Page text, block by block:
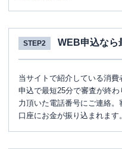
STEP2 WEB申込なら
当サイトで紹介している消
申込で最短25分で審査が終
力頂いた電話番号にご連絡
口座にお金が振り込まれます。